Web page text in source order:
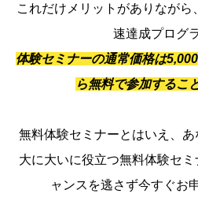
これだけメリットがありなが
速達成プログ
体験セミナーの通常価格は
ら無料で参加するこ
無料体験セミナーとはいえ、
大に大いに役立つ無料体験セ
ャンスを逃さず今すぐお